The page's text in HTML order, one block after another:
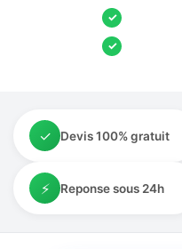
✓
✓
✓ Devis 100% gratuit
⚡ Reponse sous 24h